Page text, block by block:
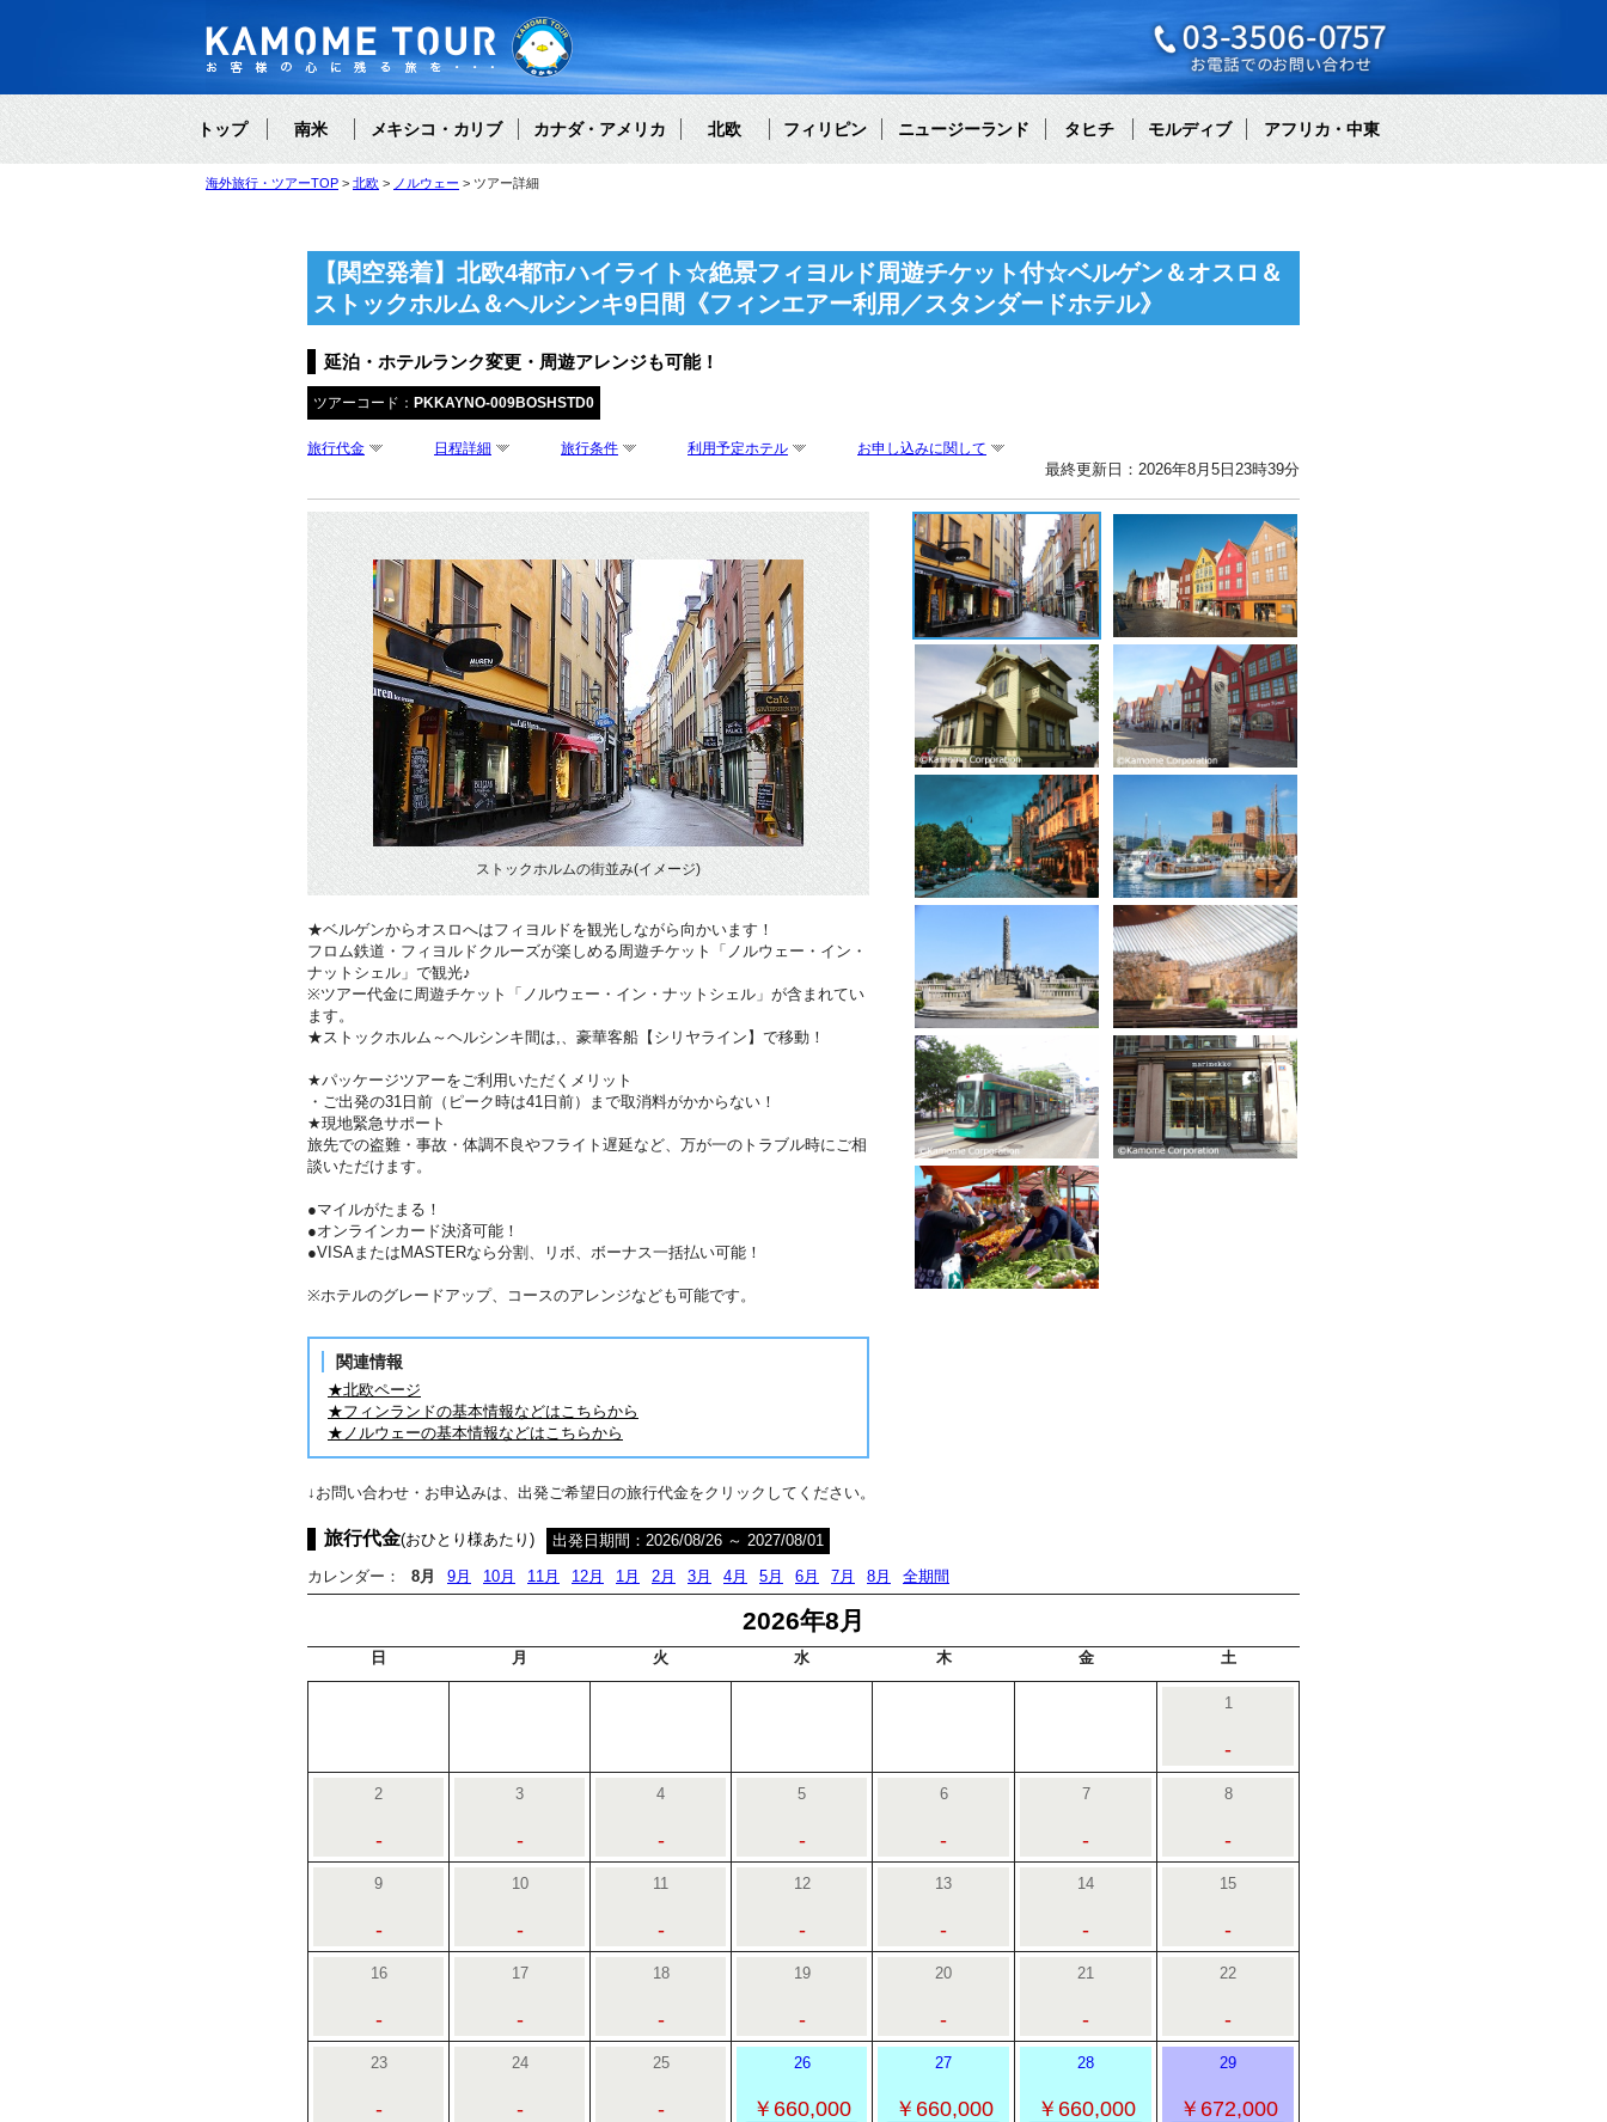
トップ 南米 メキシコ・カリブ カナダ・アメリカ 北欧 フィリピン ニュージーランド タヒチ モルディブ アフリカ・中東
海外旅行・ツアーTOP 北欧 ノルウェー ツアー詳細
【関空発着】北欧4都市ハイライト☆絶景フィヨルド周遊チケット付☆ベルゲン＆オスロ＆
ストックホルム＆ヘルシンキ9日間《フィンエアー利用／スタンダードホテル》
延泊・ホテルランク変更・周遊アレンジも可能！
ツアーコード： PKKAYNO-009BOSHSTD0
旅行代金 日程詳細 旅行条件 利用予定ホテル お申し込みに関して
最終更新日：2026年8月5日23時39分
ストックホルムの街並み(イメージ)
★ベルゲンからオスロへはフィヨルドを観光しながら向かいます！
フロム鉄道・フィヨルドクルーズが楽しめる周遊チケット「ノルウェー・イン・
ナットシェル」で観光♪
※ツアー代金に周遊チケット「ノルウェー・イン・ナットシェル」が含まれてい
ます。
★ストックホルム～ヘルシンキ間は,、豪華客船【シリヤライン】で移動！
★パッケージツアーをご利用いただくメリット
・ご出発の31日前（ピーク時は41日前）まで取消料がかからない！
★現地緊急サポート
旅先での盗難・事故・体調不良やフライト遅延など、万が一のトラブル時にご相
談いただけます。
●マイルがたまる！
●オンラインカード決済可能！
●VISAまたはMASTERなら分割、リボ、ボーナス一括払い可能！
※ホテルのグレードアップ、コースのアレンジなども可能です。
関連情報
★北欧ページ
★フィンランドの基本情報などはこちらから
★ノルウェーの基本情報などはこちらから
↓お問い合わせ・お申込みは、出発ご希望日の旅行代金をクリックしてください。
旅行代金(おひとり様あたり)
出発日期間：2026/08/26 ～ 2027/08/01
カレンダー：
8月 9月 10月 11月 12月 1月 2月 3月 4月 5月 6月 7月 8月 全期間
2026年8月
日 月 火 水 木 金 土
1
-
2
-
3
-
4
-
5
-
6
-
7
-
8
-
9
-
10
-
11
-
12
-
13
-
14
-
15
-
16
-
17
-
18
-
19
-
20
-
21
-
22
-
23
-
24
-
25
-
26
￥660,000
27
￥660,000
28
￥660,000
29
￥672,000